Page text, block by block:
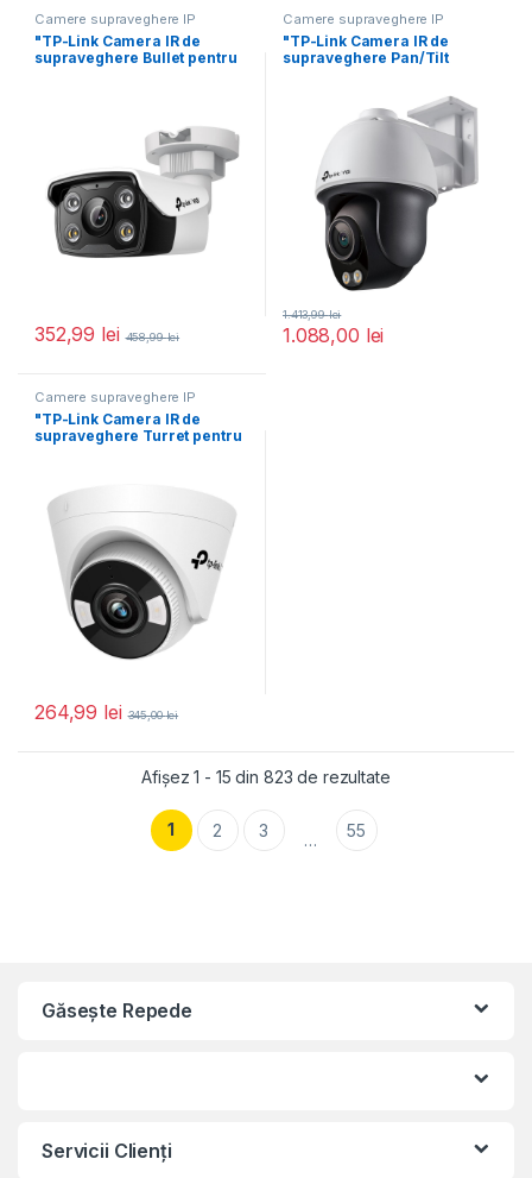
Camere supraveghere IP
"TP-Link Camera IR de
supraveghere Bullet pentru
352,99 lei 458,99lei
Camere supraveghere IP
"TP-Link Camera IR de
supraveghere Pan/Tilt
1.088,00 lei
1.413,99lei
Camere supraveghere IP
"TP-Link Camera IR de
supraveghere Turret pentru
264,99 lei 345,00lei
Afișez 1 - 15 din 823 de rezultate
1 2 3 … 55
Găseşte Repede
Servicii Clienţi